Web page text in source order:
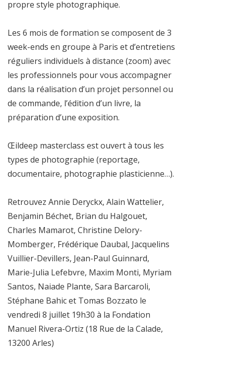
propre style photographique.
Les 6 mois de formation se composent de 3
week-ends en groupe à Paris et d’entretiens
réguliers individuels à distance (zoom) avec
les professionnels pour vous accompagner
dans la réalisation d’un projet personnel ou
de commande, l’édition d’un livre, la
préparation d’une exposition.
Œildeep masterclass est ouvert à tous les
types de photographie (reportage,
documentaire, photographie plasticienne…).
Retrouvez Annie Deryckx, Alain Wattelier,
Benjamin Béchet, Brian du Halgouet,
Charles Mamarot, Christine Delory-
Momberger, Frédérique Daubal, Jacquelins
Vuillier-Devillers, Jean-Paul Guinnard,
Marie-Julia Lefebvre, Maxim Monti, Myriam
Santos, Naiade Plante, Sara Barcaroli,
Stéphane Bahic et Tomas Bozzato le
vendredi 8 juillet 19h30 à la Fondation
Manuel Rivera-Ortiz (18 Rue de la Calade,
13200 Arles)